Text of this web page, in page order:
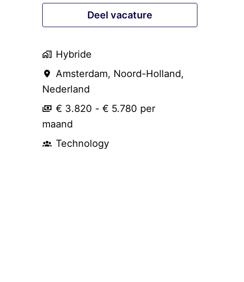
Deel vacature
Hybride
Amsterdam, Noord-Holland,
Nederland
€ 3.820 - € 5.780 per
maand
Technology